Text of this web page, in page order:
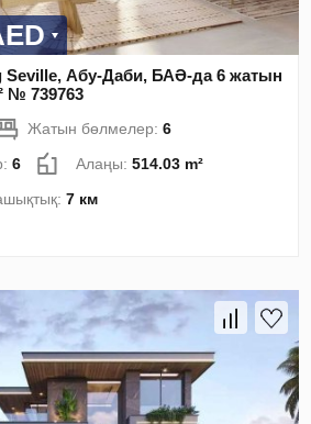
Seville, Абу-Даби, БАӘ-да 6 жатын
№ 739763
Жатын бөлмелер:6
6 Алаңы:514.03 m²
7 км